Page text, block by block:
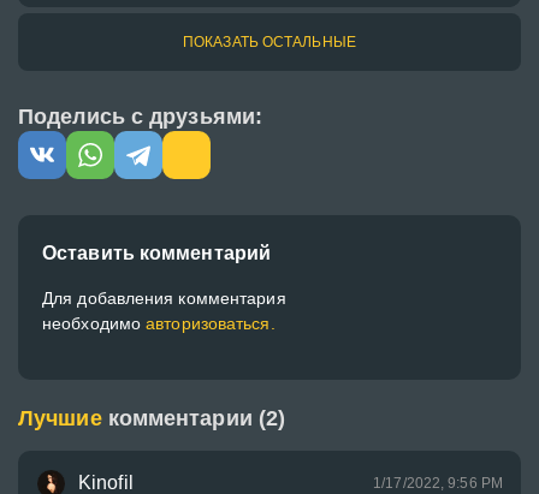
ПОКАЗАТЬ ОСТАЛЬНЫЕ
Поделись с друзьями:
Оставить комментарий
Для добавления комментария
необходимоавторизоваться.
Лучшие комментарии (2)
Kinofil 1/17/2022, 9:56 PM